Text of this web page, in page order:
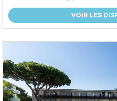
VOIR LES